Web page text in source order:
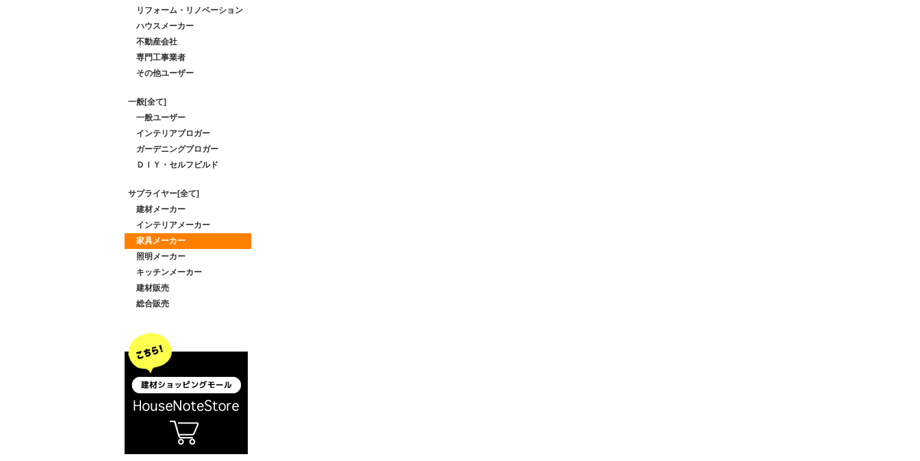
リフォーム・リノベーション
ハウスメーカー
不動産会社
専門工事業者
その他ユーザー
一般[全て]
一般ユーザー
インテリアブロガー
ガーデニングブロガー
ＤＩＹ・セルフビルド
サプライヤー[全て]
建材メーカー
インテリアメーカー
家具メーカー
照明メーカー
キッチンメーカー
建材販売
総合販売